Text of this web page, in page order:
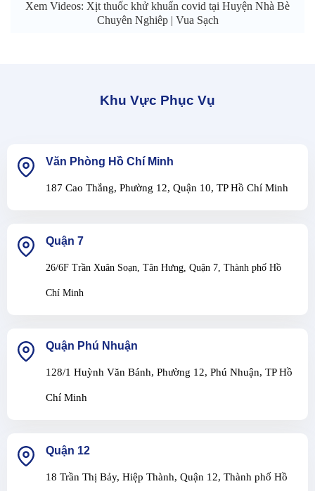
Xem Videos: Xịt thuốc khử khuẩn covid tại Huyện Nhà Bè
Chuyên Nghiêp | Vua Sạch
Khu Vực Phục Vụ
Văn Phòng Hồ Chí Minh
187 Cao Thắng, Phường 12, Quận 10, TP Hồ Chí Minh
Quận 7
26/6F Trần Xuân Soạn, Tân Hưng, Quận 7, Thành phố Hồ
Chí Minh
Quận Phú Nhuận
128/1 Huỳnh Văn Bánh, Phường 12, Phú Nhuận, TP Hồ
Chí Minh
Quận 12
18 Trần Thị Bảy, Hiệp Thành, Quận 12, Thành phố Hồ